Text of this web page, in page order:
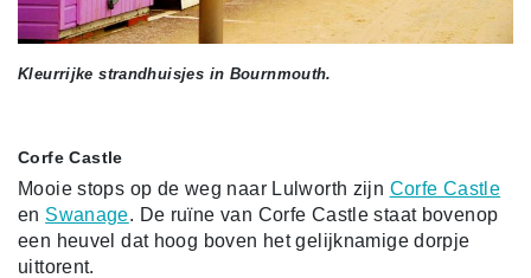
Kleurrijke strandhuisjes in Bournmouth.
Corfe Castle
Mooie stops op de weg naar Lulworth zijn Corfe Castle
en Swanage. De ruïne van Corfe Castle staat bovenop
een heuvel dat hoog boven het gelijknamige dorpje
uittorent.